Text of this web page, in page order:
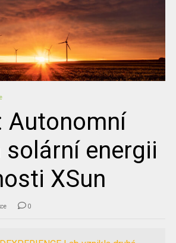
Autonomní
solární energii
XSun
0